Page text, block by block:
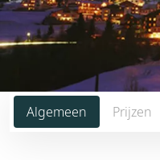
Algemeen Prijzen